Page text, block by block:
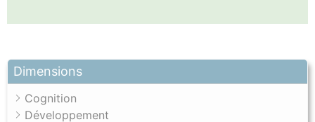
Dimensions
Cognition
Développement